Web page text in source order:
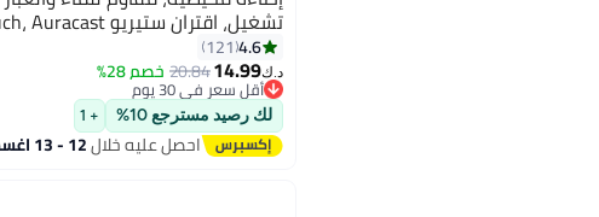
USB-C بدون فقدان – مدمج ومقاوم للسقوط
4.6
121
د.ك‏14.99
20.84خصم 28%
أقل سعر في 30 يوم
أقل سعر في 30 يوم
لك رصيد مسترجع 10% + 1
احصل عليه خلال12 - 13 اغسطس